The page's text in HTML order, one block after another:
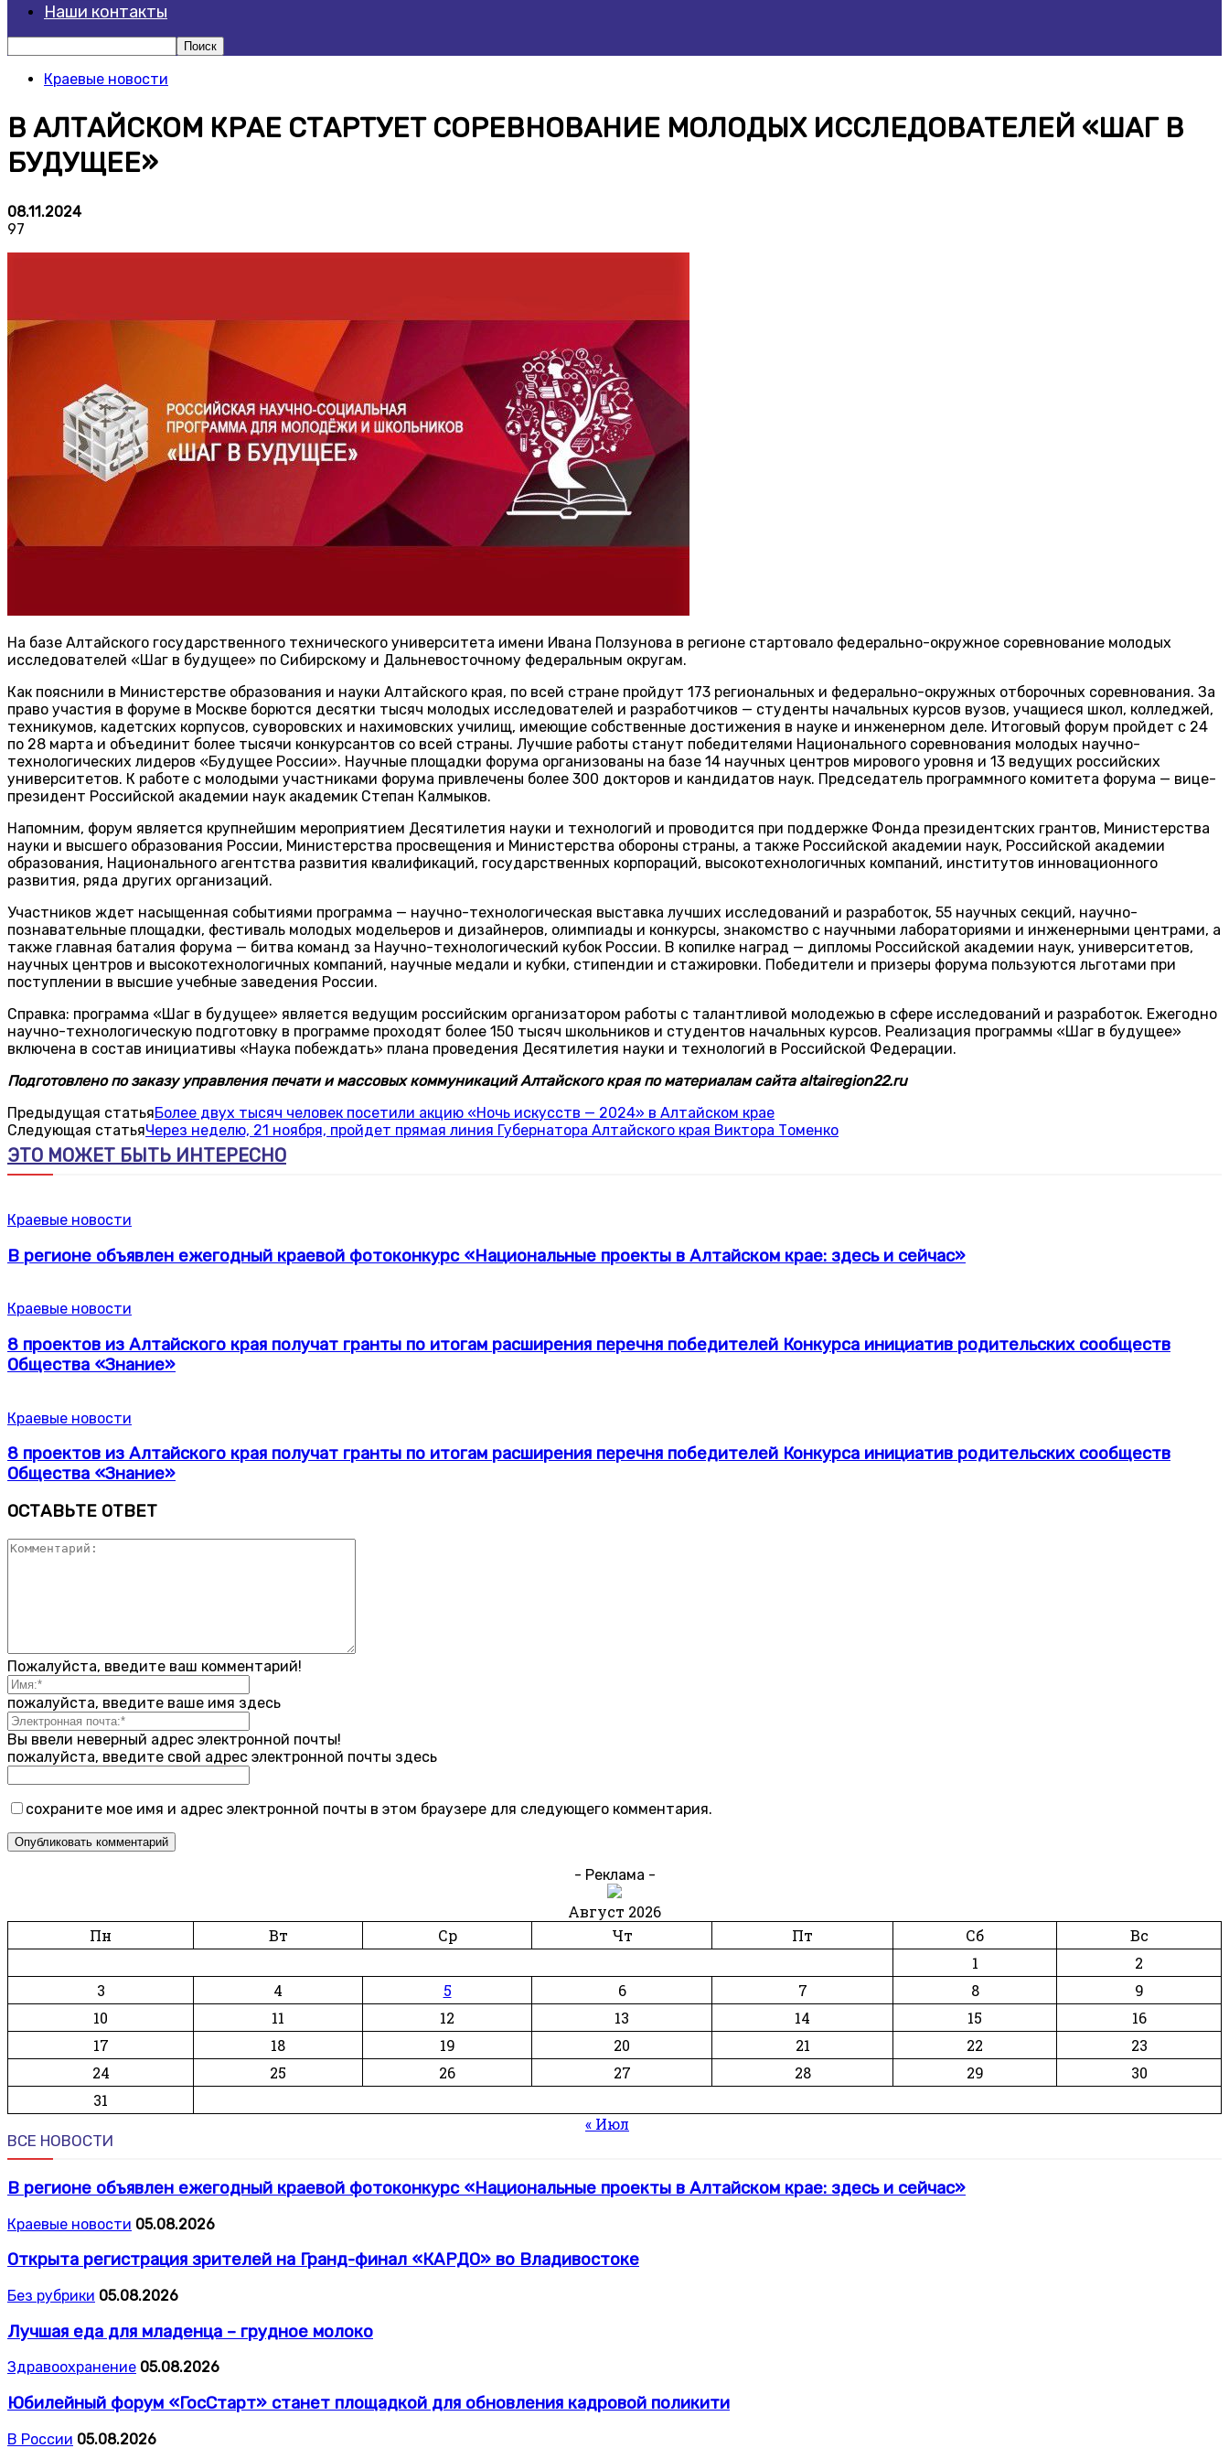
Наши контакты
Краевые новости
В АЛТАЙСКОМ КРАЕ СТАРТУЕТ СОРЕВНОВАНИЕ МОЛОДЫХ ИССЛЕДОВАТЕЛЕЙ «ШАГ В
БУДУЩЕЕ»
08.11.2024
97
На базе Алтайского государственного технического университета имени Ивана Ползунова в регионе стартовало федерально-окружное соревнование молодых
исследователей «Шаг в будущее» по Сибирскому и Дальневосточному федеральным округам.
Как пояснили в Министерстве образования и науки Алтайского края, по всей стране пройдут 173 региональных и федерально-окружных отборочных соревнования. За
право участия в форуме в Москве борются десятки тысяч молодых исследователей и разработчиков — студенты начальных курсов вузов, учащиеся школ, колледжей,
техникумов, кадетских корпусов, суворовских и нахимовских училищ, имеющие собственные достижения в науке и инженерном деле. Итоговый форум пройдет с 24
по 28 марта и объединит более тысячи конкурсантов со всей страны. Лучшие работы станут победителями Национального соревнования молодых научно-
технологических лидеров «Будущее России». Научные площадки форума организованы на базе 14 научных центров мирового уровня и 13 ведущих российских
университетов. К работе с молодыми участниками форума привлечены более 300 докторов и кандидатов наук. Председатель программного комитета форума — вице-
президент Российской академии наук академик Степан Калмыков.
Напомним, форум является крупнейшим мероприятием Десятилетия науки и технологий и проводится при поддержке Фонда президентских грантов, Министерства
науки и высшего образования России, Министерства просвещения и Министерства обороны страны, а также Российской академии наук, Российской академии
образования, Национального агентства развития квалификаций, государственных корпораций, высокотехнологичных компаний, институтов инновационного
развития, ряда других организаций.
Участников ждет насыщенная событиями программа — научно-технологическая выставка лучших исследований и разработок, 55 научных секций, научно-
познавательные площадки, фестиваль молодых модельеров и дизайнеров, олимпиады и конкурсы, знакомство с научными лабораториями и инженерными центрами, а
также главная баталия форума — битва команд за Научно-технологический кубок России. В копилке наград — дипломы Российской академии наук, университетов,
научных центров и высокотехнологичных компаний, научные медали и кубки, стипендии и стажировки. Победители и призеры форума пользуются льготами при
поступлении в высшие учебные заведения России.
Справка: программа «Шаг в будущее» является ведущим российским организатором работы с талантливой молодежью в сфере исследований и разработок. Ежегодно
научно-технологическую подготовку в программе проходят более 150 тысяч школьников и студентов начальных курсов. Реализация программы «Шаг в будущее»
включена в состав инициативы «Наука побеждать» плана проведения Десятилетия науки и технологий в Российской Федерации.
Подготовлено по заказу управления печати и массовых коммуникаций Алтайского края по материалам сайта altairegion22.ru
Предыдущая статьяБолее двух тысяч человек посетили акцию «Ночь искусств — 2024» в Алтайском крае
Следующая статьяЧерез неделю, 21 ноября, пройдет прямая линия Губернатора Алтайского края Виктора Томенко
ЭТО МОЖЕТ БЫТЬ ИНТЕРЕСНО
Краевые новости
В регионе объявлен ежегодный краевой фотоконкурс «Национальные проекты в Алтайском крае: здесь и сейчас»
Краевые новости
8 проектов из Алтайского края получат гранты по итогам расширения перечня победителей Конкурса инициатив родительских сообществ
Общества «Знание»
Краевые новости
8 проектов из Алтайского края получат гранты по итогам расширения перечня победителей Конкурса инициатив родительских сообществ
Общества «Знание»
ОСТАВЬТЕ ОТВЕТ
Пожалуйста, введите ваш комментарий!
пожалуйста, введите ваше имя здесь
Вы ввели неверный адрес электронной почты!
пожалуйста, введите свой адрес электронной почты здесь
сохраните мое имя и адрес электронной почты в этом браузере для следующего комментария.
- Реклама -
Август 2026
Пн
Вт Ср Чт Пт Сб
Вс
1
2
3
4 5 6 7 8
9
10
11 12 13 14 15
16
17
18 19 20 21 22
23
24
25 26 27 28 29
30
31
« Июл
ВСЕ НОВОСТИ
В регионе объявлен ежегодный краевой фотоконкурс «Национальные проекты в Алтайском крае: здесь и сейчас»
Краевые новости 05.08.2026
Открыта регистрация зрителей на Гранд-финал «КАРДО» во Владивостоке
Без рубрики 05.08.2026
Лучшая еда для младенца – грудное молоко
Здравоохранение 05.08.2026
Юбилейный форум «ГосСтарт» станет площадкой для обновления кадровой поликити
В России 05.08.2026